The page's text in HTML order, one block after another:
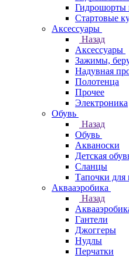
Гидрошорты
Стартовые
Аксессуары
Назад
Аксессуары
Зажимы,
Надувная
Полотенца
Прочее
Электроника
Обувь
Назад
Обувь
Акваноски
Детская
Сланцы
Тапочки для
Аквааэробика
Назад
Гантели
Джоггеры
Нудлы
Перчатки